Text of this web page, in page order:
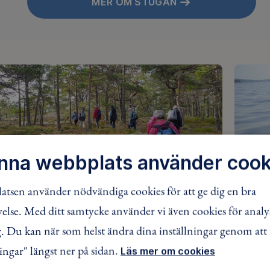
& Kuststigen
med kommunen ser vi till att
av Bohusleden och Kuststigen i
webbplats använder
använder nödvändiga cookies för att ge dig en bra
Med ditt samtycke använder vi även cookies för
Du kan när som helst ändra dina inställningar genom att
längst ner på sidan. Läs mer om cookies